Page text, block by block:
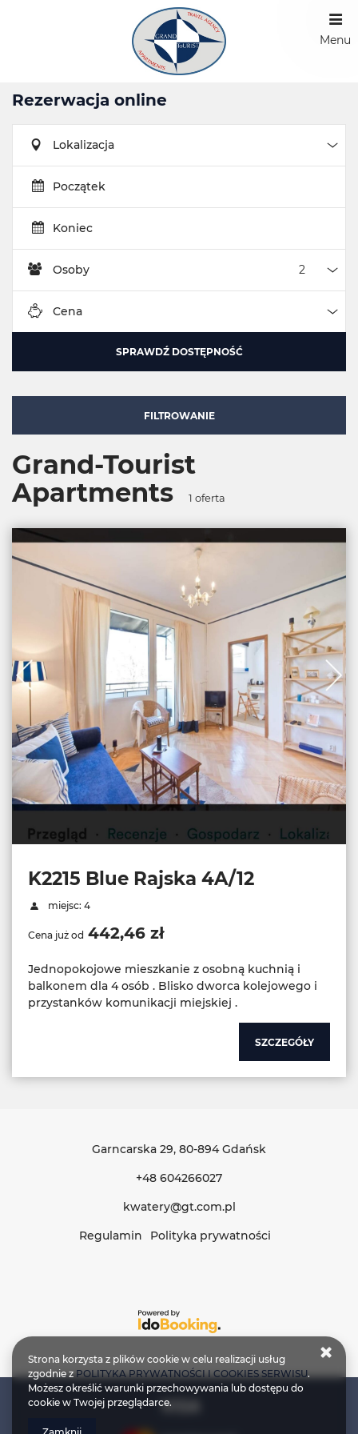
Menu
Rezerwacja online
Lokalizacja
Początek
Koniec
Osoby
Cena
SPRAWDŹ DOSTĘPNOŚĆ
FILTROWANIE
Grand-Tourist
Apartments
1 oferta
K2215 Blue Rajska 4A/12
miejsc: 4
Cena już od 442,46 zł
Jednopokojowe mieszkanie z osobną kuchnią i
balkonem dla 4 osób . Blisko dworca kolejowego i
przystanków komunikacji miejskiej .
SZCZEGÓŁY
Garncarska 29, 80-894 Gdańsk
+48 604266027
kwatery@gt.com.pl
Regulamin
Polityka prywatności
Strona korzysta z plików cookie w celu realizacji usług
zgodnie zPOLITYKA PRYWATNOŚCI I COOKIES SERWISU.
Możesz określić warunki przechowywania lub dostępu do
cookie w Twojej przeglądarce.